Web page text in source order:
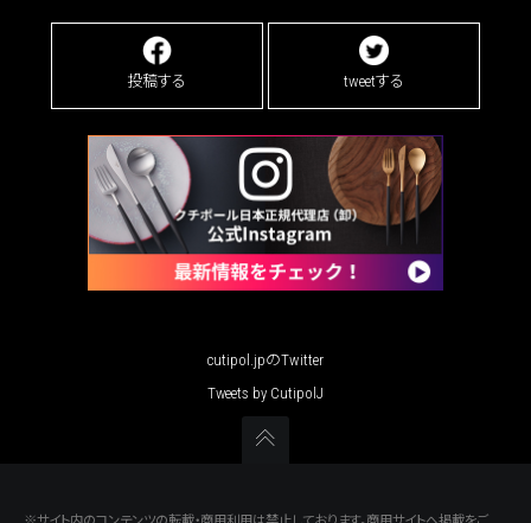
投稿する tweetする
cutipol.jpのTwitter
Tweets by CutipolJ